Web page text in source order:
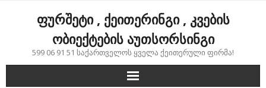
ფურშეტი , ქეითერინგი , კვების
ობიექტების აუთსორსინგი
599 06 91 51 საქართველოს ყველა ქეითერული ფირმა!